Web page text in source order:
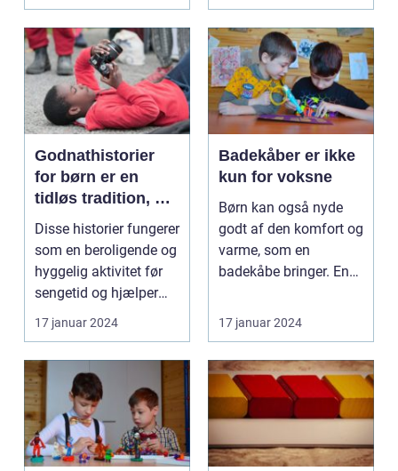
Godnathistorier
for børn er en
tidløs tradition, der
er elsket af både
børn og forældre
over hele verden
Disse historier fungerer
som en beroligende og
hyggelig aktivitet før
sengetid og hjælper
børn med a...
17 januar 2024
Badekåber er ikke
kun for voksne
Børn kan også nyde
godt af den komfort og
varme, som en
badekåbe bringer. En
en...
17 januar 2024